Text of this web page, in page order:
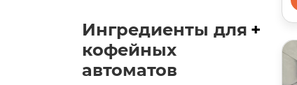
Ингредиенты для
кофейных
автоматов
+